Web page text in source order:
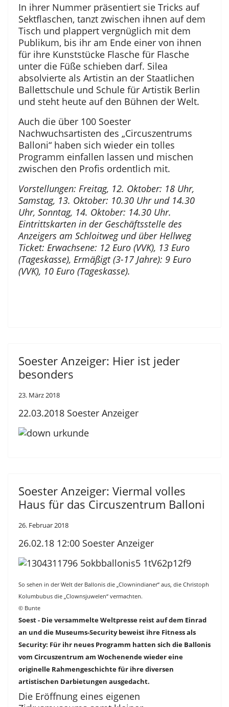
In ihrer Nummer präsentiert sie Tricks auf
Sektflaschen, tanzt zwischen ihnen auf dem
Tisch und plappert vergnüglich mit dem
Publikum, bis ihr am Ende einer von ihnen
für ihre Kunststücke Flasche für Flasche
unter die Füße schieben darf. Silea
absolvierte als Artistin an der Staatlichen
Ballettschule und Schule für Artistik Berlin
und steht heute auf den Bühnen der Welt.
Auch die über 100 Soester
Nachwuchsartisten des „Circuszentrums
Balloni“ haben sich wieder ein tolles
Programm einfallen lassen und mischen
zwischen den Profis ordentlich mit.
Vorstellungen: Freitag, 12. Oktober: 18 Uhr,
Samstag, 13. Oktober: 10.30 Uhr und 14.30
Uhr, Sonntag, 14. Oktober: 14.30 Uhr.
Eintrittskarten in der Geschäftsstelle des
Anzeigers am Schloitweg und über Hellweg
Ticket: Erwachsene: 12 Euro (VVK), 13 Euro
(Tageskasse), Ermäßigt (3-17 Jahre): 9 Euro
(VVK), 10 Euro (Tageskasse).
Soester Anzeiger: Hier ist jeder
besonders
23. März 2018
22.03.2018 Soester Anzeiger
Soester Anzeiger: Viermal volles
Haus für das Circuszentrum Balloni
26. Februar 2018
26.02.18 12:00 Soester Anzeiger
So sehen in der Welt der Ballonis die „Clownindianer“ aus, die Christoph
Kolumbubus die „Clownsjuwelen“ vermachten.
© Bunte
Soest - Die versammelte Weltpresse reist auf dem Einrad
an und die Museums-Security beweist ihre Fitness als
Security: Für ihr neues Programm hatten sich die Ballonis
vom Circuszentrum am Wochenende wieder eine
originelle Rahmengeschichte für ihre diversen
artistischen Darbietungen ausgedacht.
Die Eröffnung eines eigenen